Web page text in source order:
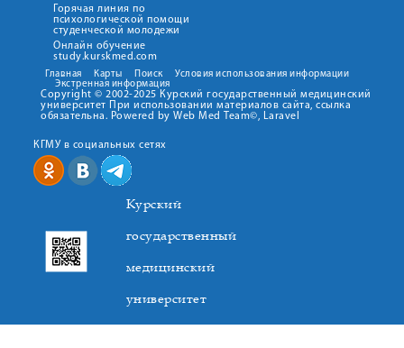
Горячая линия по
психологической помощи
студенческой молодежи
Онлайн обучение
study.kurskmed.com
Главная Карты Поиск
Условия использования информации
Экстренная информация
Copyright © 2002-2025 Курский государственный медицинский
университет При использовании материалов сайта, ссылка
обязательна. Powered by Web Med Team©, Laravel
КГМУ в социальных сетях
Курский
государственный
медицинский
университет